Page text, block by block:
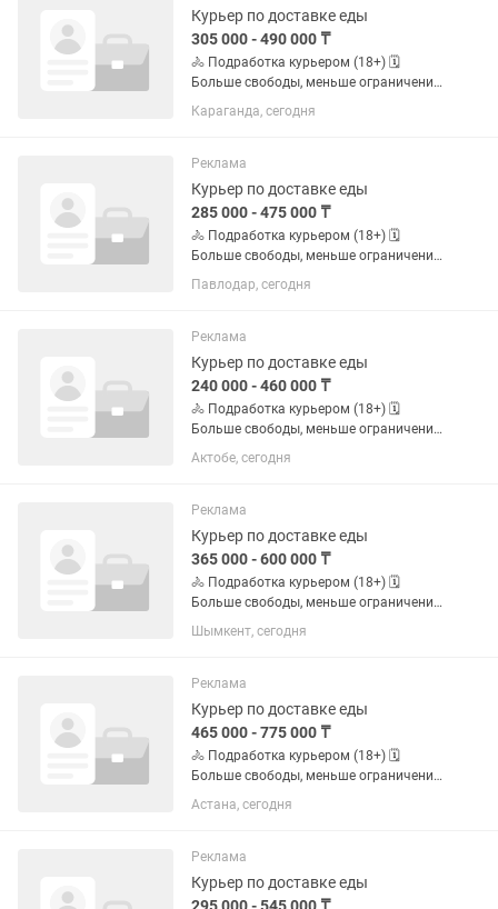
тем, кто...
Курьер по доставке еды
305 000 - 490 000 ₸
🚴 Подработка курьером (18+) 🗓️
Больше свободы, меньше ограничений
по графику. ✅ Свободный график ✅
Можно без опыта ✅ Пешком, на
автомобиле ✅ Подходит студентам и
тем, кто...
Караганда, сегодня
Реклама
Курьер по доставке еды
285 000 - 475 000 ₸
🚴 Подработка курьером (18+) 🗓️
Больше свободы, меньше ограничений
по графику. ✅ Свободный график ✅
Можно без опыта ✅ Пешком, на
автомобиле ✅ Подходит студентам и
тем, кто...
Павлодар, сегодня
Реклама
Курьер по доставке еды
240 000 - 460 000 ₸
🚴 Подработка курьером (18+) 🗓️
Больше свободы, меньше ограничений
по графику. ✅ Свободный график ✅
Можно без опыта ✅ Пешком, на
автомобиле ✅ Подходит студентам и
тем, кто...
Актобе, сегодня
Реклама
Курьер по доставке еды
365 000 - 600 000 ₸
🚴 Подработка курьером (18+) 🗓️
Больше свободы, меньше ограничений
по графику. ✅ Свободный график ✅
Можно без опыта ✅ Пешком, на
автомобиле ✅ Подходит студентам и
тем, кто...
Шымкент, сегодня
Реклама
Курьер по доставке еды
465 000 - 775 000 ₸
🚴 Подработка курьером (18+) 🗓️
Больше свободы, меньше ограничений
по графику. ✅ Свободный график ✅
Можно без опыта ✅ Пешком, на
автомобиле ✅ Подходит студентам и
тем, кто...
Астана, сегодня
Реклама
Курьер по доставке еды